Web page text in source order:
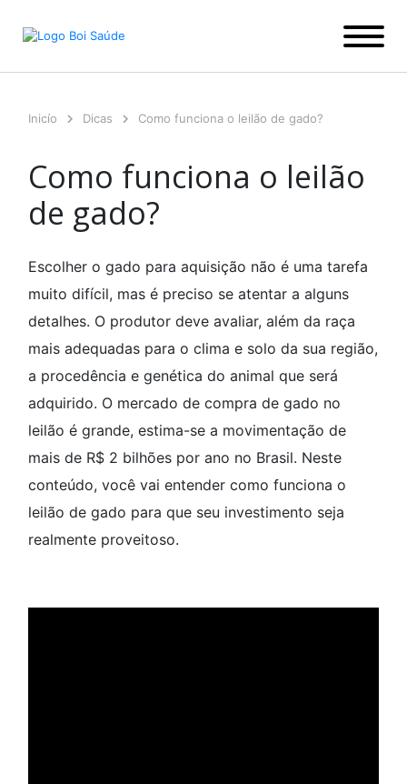
para
Inicío Dicas Como funciona o leilão de gado?
Como funciona o leilão
de gado?
Escolher o gado para aquisição não é uma tarefa
muito difícil, mas é preciso se atentar a alguns
detalhes. O produtor deve avaliar, além da raça
mais adequadas para o clima e solo da sua região,
a procedência e genética do animal que será
adquirido. O mercado de compra de gado no
leilão é grande, estima-se a movimentação de
mais de R$ 2 bilhões por ano no Brasil. Neste
conteúdo, você vai entender como funciona o
leilão de gado para que seu investimento seja
realmente proveitoso.